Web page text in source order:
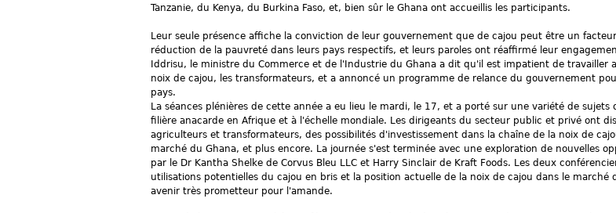
Tanzanie, du Kenya, du Burkina Faso, et, bien sûr le Ghana ont accueillis les participants.
Leur seule présence affiche la conviction de leur gouvernement que de cajou peut être un
réduction de la pauvreté dans leurs pays respectifs, et leurs paroles ont réaffirmé leur
Iddrisu, le ministre du Commerce et de l'Industrie du Ghana a dit qu'il est impatient de travailler
noix de cajou, les transformateurs, et a annoncé un programme de relance du gouvernement
pays.
La séances plénières de cette année a eu lieu le mardi, le 17, et a porté sur une variété de
filière anacarde en Afrique et à l'échelle mondiale. Les dirigeants du secteur public et privé ont
agriculteurs et transformateurs, des possibilités d'investissement dans la chaîne de la noix de
marché du Ghana, et plus encore. La journée s'est terminée avec une exploration de nouvelles
par le Dr Kantha Shelke de Corvus Bleu LLC et Harry Sinclair de Kraft Foods. Les deux
utilisations potentielles du cajou en bris et la position actuelle de la noix de cajou dans le marché
avenir très prometteur pour l'amande.